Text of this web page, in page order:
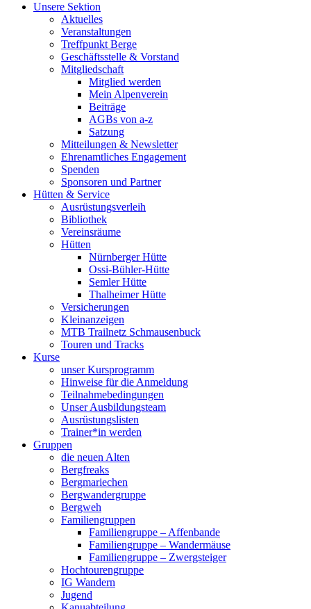
Unsere Sektion
Aktuelles
Veranstaltungen
Treffpunkt Berge
Geschäftsstelle & Vorstand
Mitgliedschaft
Mitglied werden
Mein Alpenverein
Beiträge
AGBs von a-z
Satzung
Mitteilungen & Newsletter
Ehrenamtliches Engagement
Spenden
Sponsoren und Partner
Hütten & Service
Ausrüstungsverleih
Bibliothek
Vereinsräume
Hütten
Nürnberger Hütte
Ossi-Bühler-Hütte
Semler Hütte
Thalheimer Hütte
Versicherungen
Kleinanzeigen
MTB Trailnetz Schmausenbuck
Touren und Tracks
Kurse
unser Kursprogramm
Hinweise für die Anmeldung
Teilnahmebedingungen
Unser Ausbildungsteam
Ausrüstungslisten
Trainer*in werden
Gruppen
die neuen Alten
Bergfreaks
Bergmariechen
Bergwandergruppe
Bergweh
Familiengruppen
Familiengruppe – Affenbande
Familiengruppe – Wandermäuse
Familiengruppe – Zwergsteiger
Hochtourengruppe
IG Wandern
Jugend